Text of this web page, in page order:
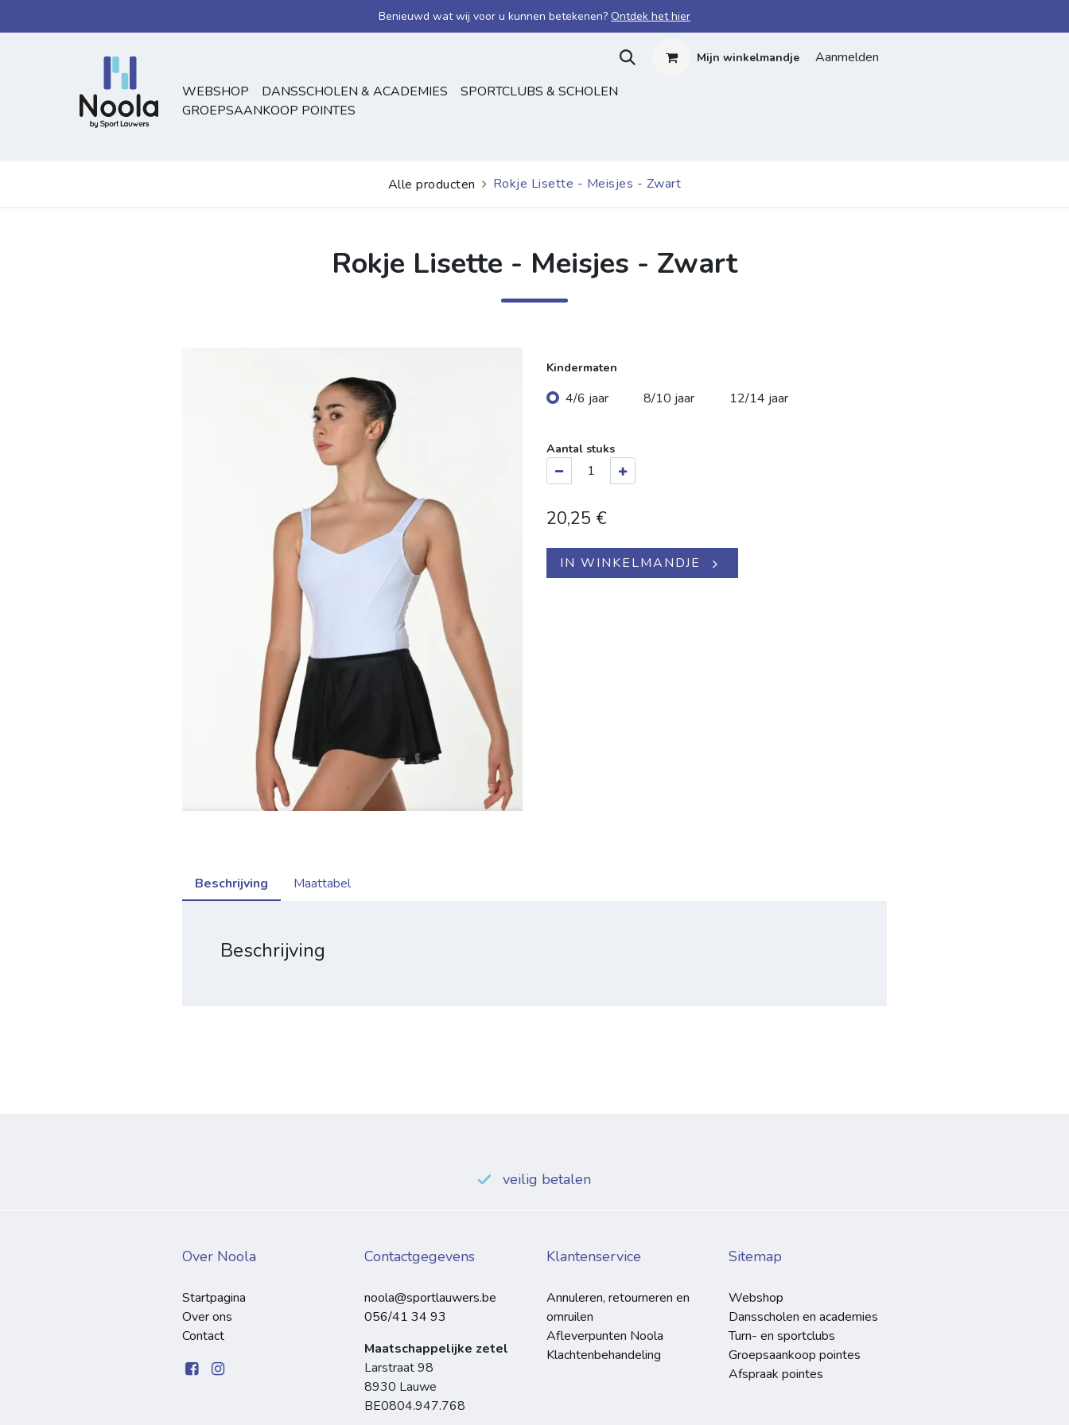
Benieuwd wat wij voor u kunnen betekenen? Ontdek het hier
Mijn winkelmandje
Aanmelden
WEBSHOP
DANSSCHOLEN & ACADEMIES
SPORTCLUBS & SCHOLEN
GROEPSAANKOOP POINTES
Alle producten Rokje Lisette - Meisjes - Zwart
Rokje Lisette - Meisjes - Zwart
Kindermaten
4/6 jaar 8/10 jaar 12/14 jaar
Aantal stuks
20,25 €
IN WINKELMANDJE
Beschrijving Maattabel
Beschrijving
veilig betalen
Over Noola
Startpagina
Over ons
Contact
Contactgegevens
noola@sportlauwers.be
056/41 34 93
Maatschappelijke zetel
Larstraat 98
8930 Lauwe
BE0804.947.768
Klantenservice
Annuleren, retourneren en
omruilen
Afleverpunten Noola
Klachtenbehandeling
Sitemap
Webshop
Dansscholen en academies
Turn- en sportclubs
Groepsaankoop pointes
Afspraak pointes